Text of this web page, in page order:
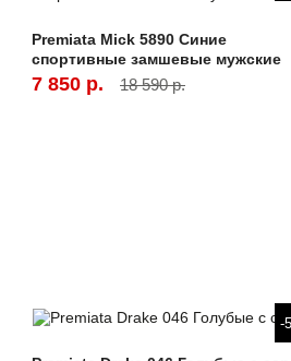
Premiata Mick 5890 Синие
спортивные замшевые мужские
7 850 р. 18 590 р.
-